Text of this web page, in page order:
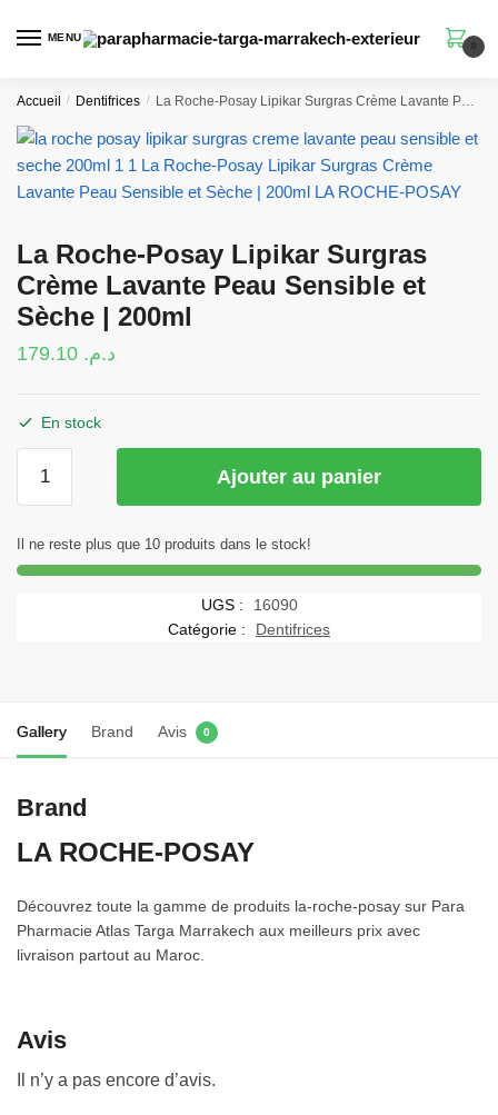
MENU
0
Accueil / Dentifrices / La Roche-Posay Lipikar Surgras Crème Lavante Peau Sensible et Sèche | 200ml
La Roche-Posay Lipikar Surgras
Crème Lavante Peau Sensible et
Sèche | 200ml
د.م.
En stock
Roche-
Posay
Sensible
et
Ajouter au panier
Il ne reste plus que 10 produits dans le stock!
UGS :
16090
Catégorie :
Dentifrices
Gallery Brand Avis 0
Brand
LA ROCHE-POSAY
Découvrez toute la gamme de produits la-roche-posay sur Para
Pharmacie Atlas Targa Marrakech aux meilleurs prix avec
livraison partout au Maroc.
Avis
Il n’y a pas encore d’avis.